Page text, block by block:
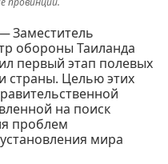
Заместитель
обороны Таиланда
первый этап полевых
страны. Целью этих
на поиск
проблем
мира